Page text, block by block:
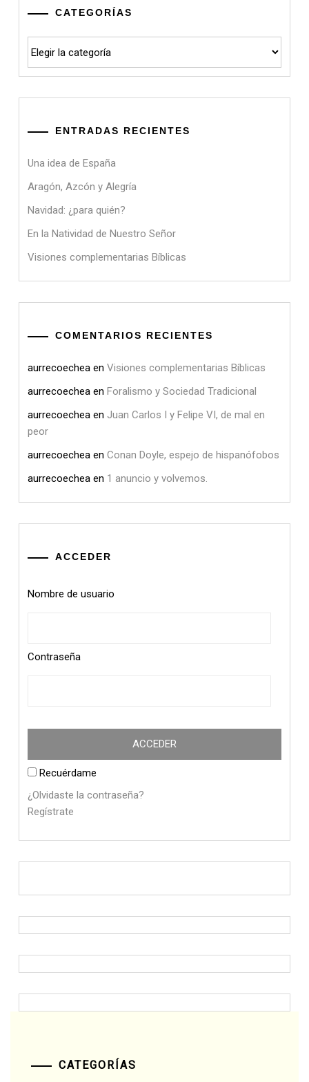
CATEGORÍAS
ENTRADAS RECIENTES
Una idea de España
Aragón, Azcón y Alegría
Navidad: ¿para quién?
En la Natividad de Nuestro Señor
Visiones complementarias Bíblicas
COMENTARIOS RECIENTES
aurrecoechea en Visiones complementarias Bíblicas
aurrecoechea en Foralismo y Sociedad Tradicional
aurrecoechea en Juan Carlos I y Felipe VI, de mal en
peor
aurrecoechea en Conan Doyle, espejo de hispanófobos
aurrecoechea en 1 anuncio y volvemos.
ACCEDER
Nombre de usuario
Contraseña
Recuérdame
¿Olvidaste la contraseña?
Regístrate
CATEGORÍAS